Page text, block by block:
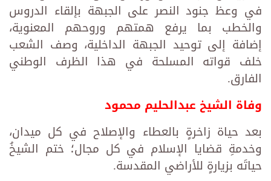
في وعظ جنود النصر على الجبهة بإلقاء الدروس
والخطب بما يرفع همتهم وروحهم المعنوية،
إضافة إلى توحيد الجبهة الداخلية، وصف الشعب
خلف قواته المسلحة في هذا الظرف الوطني
الفارق.
وفاة الشيخ عبدالحليم محمود
بعد حياة زاخرةٍ بالعطاء والإصلاح في كل ميدان،
وخدمةِ قضايا الإسلام في كل مجال؛ ختم الشيخُ
حياتَه بزيارةٍ للأراضي المقدسة.